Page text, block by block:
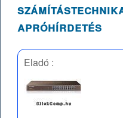
apróhírdetés
Eladó :